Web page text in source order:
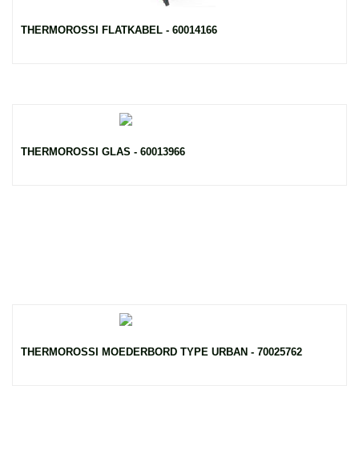
THERMOROSSI FLATKABEL - 60014166
THERMOROSSI GLAS - 60013966
THERMOROSSI MOEDERBORD TYPE URBAN - 70025762